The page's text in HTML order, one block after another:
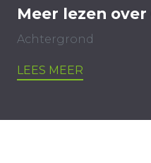
Meer lezen
Achtergrond
LEES MEER